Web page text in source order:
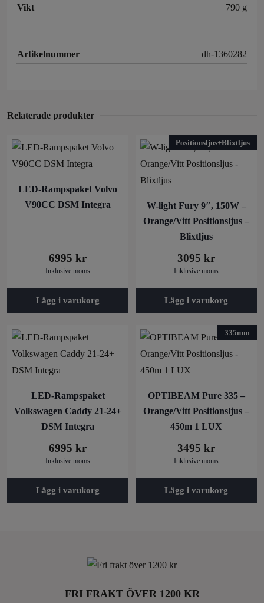
Vikt 790 g
Artikelnummer dh-1360282
Relaterade produkter
LED-Rampspaket Volvo
V90CC DSM Integra
6995 kr
Inklusive moms
Lägg i varukorg
Positionsljus+Blixtljus
W-light Fury 9″, 150W –
Orange/Vitt Positionsljus –
Blixtljus
3095 kr
Inklusive moms
Lägg i varukorg
LED-Rampspaket
Volkswagen Caddy 21-24+
DSM Integra
6995 kr
Inklusive moms
Lägg i varukorg
335mm
OPTIBEAM Pure 335 –
Orange/Vitt Positionsljus –
450m 1 LUX
3495 kr
Inklusive moms
Lägg i varukorg
FRI FRAKT ÖVER 1200 KR